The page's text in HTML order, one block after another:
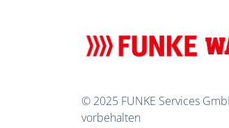
© 2025 FUNKE Services
vorbehalten